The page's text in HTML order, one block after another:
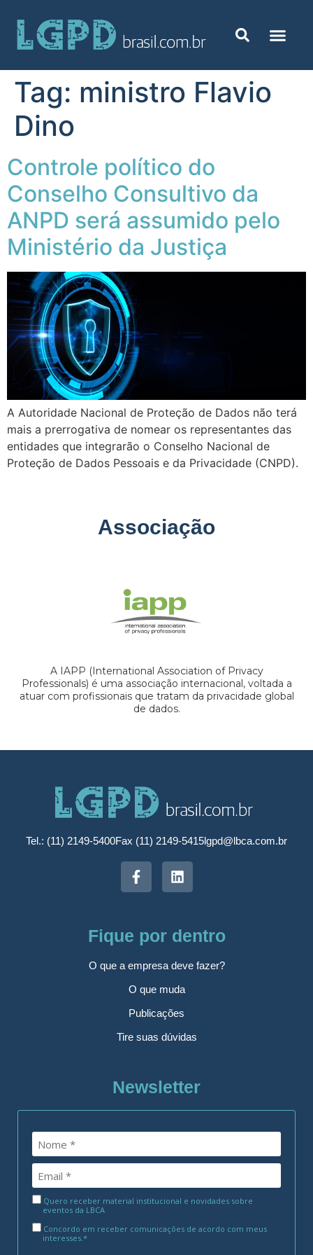
Tag: ministro Flavio
Dino
Controle político do
Conselho Consultivo da
ANPD será assumido pelo
Ministério da Justiça
A Autoridade Nacional de Proteção de Dados não terá
mais a prerrogativa de nomear os representantes das
entidades que integrarão o Conselho Nacional de
Proteção de Dados Pessoais e da Privacidade (CNPD).
Associação
A IAPP (International Association of Privacy
Professionals) é uma associação internacional, voltada a
atuar com profissionais que tratam da privacidade global
de dados.
Tel.: (11) 2149-5400Fax (11) 2149-5415lgpd@lbca.com.br
Fique por dentro
O que a empresa deve fazer?
O que muda
Publicações
Tire suas dúvidas
Newsletter
Quero receber material institucional e novidades sobre
eventos da LBCA
Concordo em receber comunicações de acordo com meus
interesses.*